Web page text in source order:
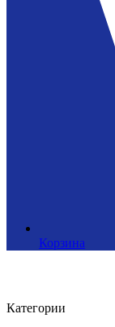
Корзина
Категории